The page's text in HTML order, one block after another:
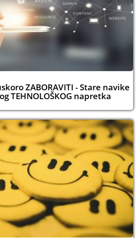
ZABORAVITI - Stare navike
TEHNOLOŠKOG napretka